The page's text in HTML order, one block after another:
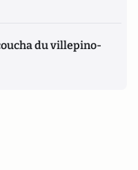
du villepino-